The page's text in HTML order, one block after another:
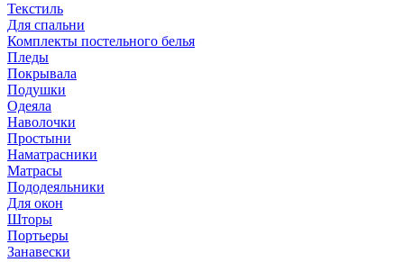
Текстиль
Для спальни
Комплекты постельного белья
Пледы
Покрывала
Подушки
Одеяла
Наволочки
Простыни
Наматрасники
Матрасы
Пододеяльники
Для окон
Шторы
Портьеры
Занавески